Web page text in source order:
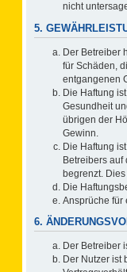
nicht
5.
Der Betreiber
für Schäden,
entgangenen
Die Haftung
Gesundheit
übrigen der
Gewinn.
Die Haftung
Betreibers auf
begrenzt.
Die
Ansprüche für
6.
Der Betreiber
Der Nutzer ist